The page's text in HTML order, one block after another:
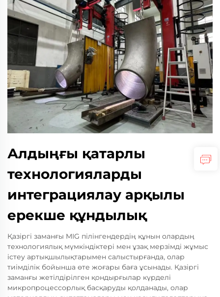
Алдыңғы қатарлы
технологияларды
интеграциялау арқылы
ерекше құндылық
Қазіргі заманғы MIG пілінгендердің құнын олардың
технологиялық мүмкіндіктері мен ұзақ мерзімді жұмыс
істеу артықшылықтарымен салыстырғанда, олар
тиімділік бойынша өте жоғары баға ұсынады. Қазіргі
заманғы жетілдірілген қондырғылар күрделі
микропроцессорлық басқаруды қолданады, олар